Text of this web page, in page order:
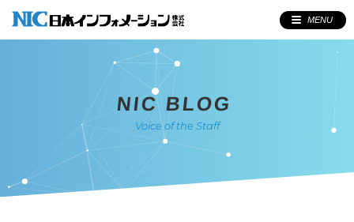
MENU
NIC BLOG
Voice of the Staff